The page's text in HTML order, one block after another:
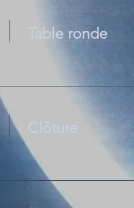
Table ronde
Clôture